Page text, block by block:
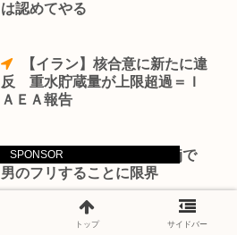
SPONSOR
は認めてやる
反 重水貯蔵量が上限超過＝Ｉ
ＡＥＡ報告
ワイまん、そろそろなんjで
男のフリすることに限界
トップ サイドバー